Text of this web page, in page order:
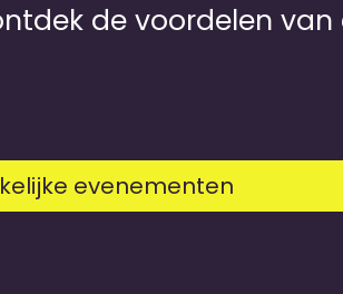
de voordelen van
evenementen